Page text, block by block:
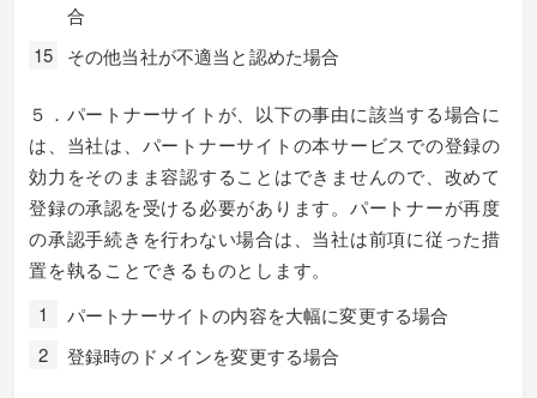
合
その他当社が不適当と認めた場合
５．パートナーサイトが、以下の事由に該当する場合に
は、当社は、パートナーサイトの本サービスでの登録の
効力をそのまま容認することはできませんので、改めて
登録の承認を受ける必要があります。パートナーが再度
の承認手続きを行わない場合は、当社は前項に従った措
置を執ることできるものとします。
パートナーサイトの内容を大幅に変更する場合
登録時のドメインを変更する場合